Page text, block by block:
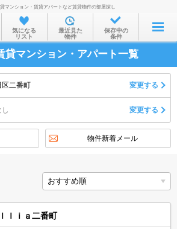
お部屋を探す
沿線・駅から
住所から
物件特集から
不動産会社から
TOP
マンション・賃貸アパートなど賃貸物件の部屋探し
気になる
リスト
最近見た
物件
保存中の
条件
貸マンション・アパート一覧
区二番町 変更する
変更する
物件新着メール
ｌｉａ二番町